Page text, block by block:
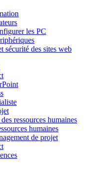
les PC
sécurité des sites web
ressources humaines
humaines
de projet